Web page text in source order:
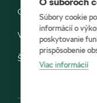
Objednávka do servisu
Vozidlá ihneď k odberu
Škoda E-shop
O súboroch
Súbory cookie
informácií o
poskytovanie
prispôsobenie
Viac informácií